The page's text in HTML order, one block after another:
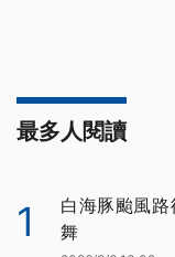
最多人閱讀
1
白海豚颱風
舞